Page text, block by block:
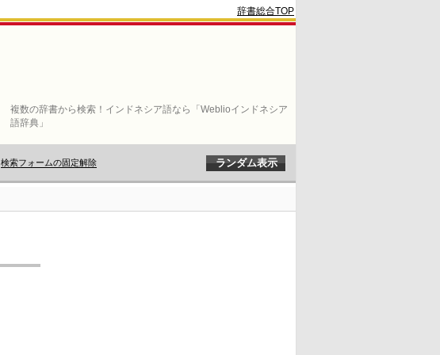
複数の辞書から検索！インドネシア語なら「Weblioインドネシア
語辞典」
辞書総合TOP
検索フォームの固定解除